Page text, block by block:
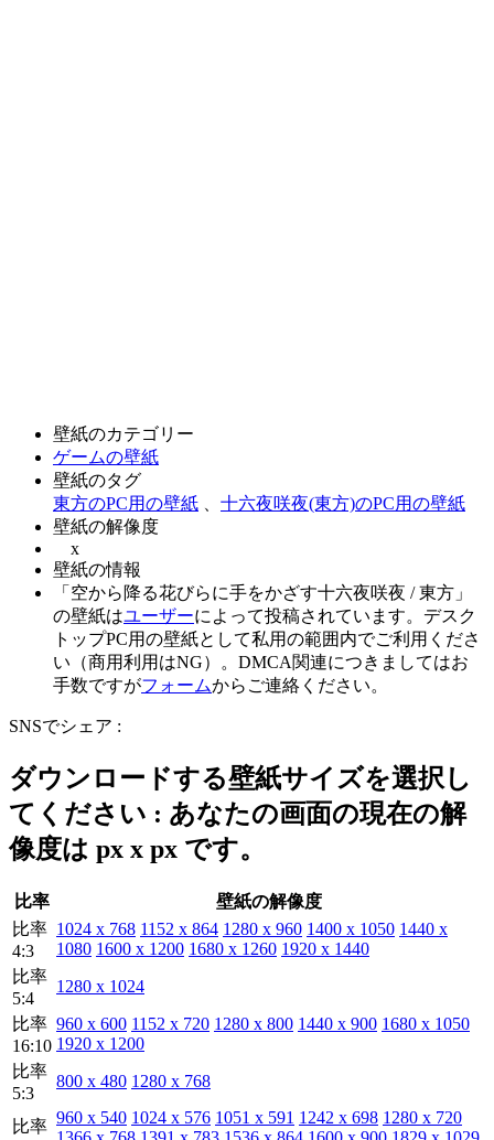
壁紙のカテゴリー
ゲームの壁紙
壁紙のタグ
東方のPC用の壁紙
十六夜咲夜(東方)のPC用の壁紙
壁紙の解像度
x
壁紙の情報
「空から降る花びらに手をかざす十六夜咲夜 / 東方」
の壁紙はユーザーによって投稿されています。デスク
トップPC用の壁紙として私用の範囲内でご利用くださ
い（商用利用はNG）。DMCA関連につきましてはお
手数ですがフォームからご連絡ください。
SNSでシェア :
ダウンロードする壁紙サイズを選択し
てください : あなたの画面の現在の解
像度は px x px です。
比率
壁紙の解像度
比率
4:3
1024 x 768 1152 x 864 1280 x 960 1400 x 1050 1440 x
1080 1600 x 1200 1680 x 1260 1920 x 1440
比率
5:4
1280 x 1024
比率
16:10
960 x 600 1152 x 720 1280 x 800 1440 x 900 1680 x 1050
1920 x 1200
比率
5:3
800 x 480 1280 x 768
比率 960 x 540 1024 x 576 1051 x 591 1242 x 698 1280 x 720